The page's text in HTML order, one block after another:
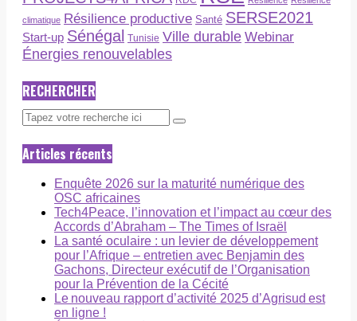
climatique Résilience productive Santé SERSE2021
Start-up Sénégal Tunisie Ville durable Webinar
Énergies renouvelables
RECHERCHER
Articles récents
Enquête 2026 sur la maturité numérique des
OSC africaines
Tech4Peace, l’innovation et l’impact au cœur des
Accords d’Abraham – The Times of Israël
La santé oculaire : un levier de développement
pour l’Afrique – entretien avec Benjamin des
Gachons, Directeur exécutif de l’Organisation
pour la Prévention de la Cécité
Le nouveau rapport d’activité 2025 d’Agrisud est
en ligne !